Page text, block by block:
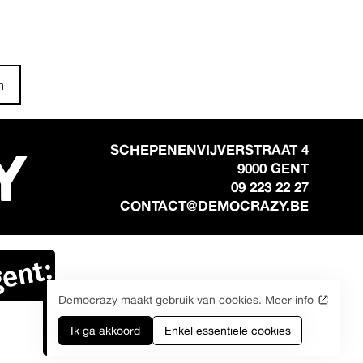
Democrazy maakt gebruik van cookies. Meer info
Ik ga akkoord Enkel essentiële cookies
SCHEPENENVIJVERSTRAAT 4
9000 GENT
09 223 22 27
CONTACT@DEMOCRAZY.BE